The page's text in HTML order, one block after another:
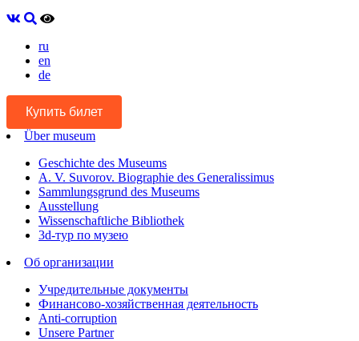
ru
en
de
Купить билет
Über museum
Geschichte des Museums
A. V. Suvorov. Biographie des Generalissimus
Sammlungsgrund des Museums
Ausstellung
Wissenschaftliche Bibliothek
3d-тур по музею
Об организации
Учредительные документы
Финансово-хозяйственная деятельность
Anti-corruption
Unsere Partner